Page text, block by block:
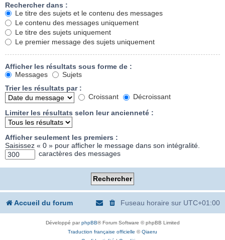
Rechercher dans :
Le titre des sujets et le contenu des messages
Le contenu des messages uniquement
Le titre des sujets uniquement
Le premier message des sujets uniquement
Afficher les résultats sous forme de :
Messages
Sujets
Trier les résultats par :
Croissant
Décroissant
Limiter les résultats selon leur ancienneté :
Afficher seulement les premiers :
Saisissez « 0 » pour afficher le message dans son intégralité.
caractères des messages
Accueil du forum Fuseau horaire sur UTC+01:00
Développé parphpBB® Forum Software © phpBB Limited
Traduction française officielle ©Qiaeru